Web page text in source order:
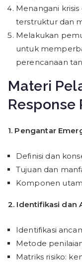
Menangani
terstruktur dan
Melakukan
untuk
perencanaan
Materi
Response
1. Pengantar
Definisi dan
Tujuan dan
Komponen
2. Identifikasi dan
Identifikasi
Metode
Matriks risiko: